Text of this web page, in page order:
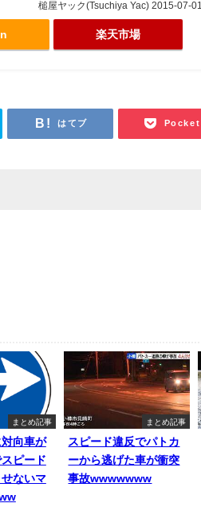
槌屋ヤック(Tsuchiya Yac) 2015-07-01
楽天市場
はてブ Pocket
まとめ記事
向車が
ピード
せないマ
まとめ記事
スピード違反でパトカ
ーから逃げた車が衝突
事故wwwwwww